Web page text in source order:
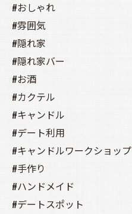
#おしゃれ
#雰囲気
#隠れ家
#隠れ家バー
#お酒
#カクテル
#キャンドル
#デート利用
#キャンドルワークショップ
#手作り
#ハンドメイド
#デートスポット